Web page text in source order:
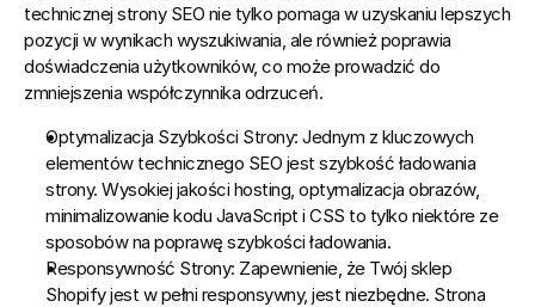
technicznej strony SEO nie tylko pomaga w uzyskaniu lepszych
pozycji w wynikach wyszukiwania, ale również poprawia
doświadczenia użytkowników, co może prowadzić do
zmniejszenia współczynnika odrzuceń.
Optymalizacja Szybkości Strony: Jednym z kluczowych
elementów technicznego SEO jest szybkość ładowania
strony. Wysokiej jakości hosting, optymalizacja obrazów,
minimalizowanie kodu JavaScript i CSS to tylko niektóre ze
sposobów na poprawę szybkości ładowania.
Responsywność Strony: Zapewnienie, że Twój sklep
Shopify jest w pełni responsywny, jest niezbędne. Strona